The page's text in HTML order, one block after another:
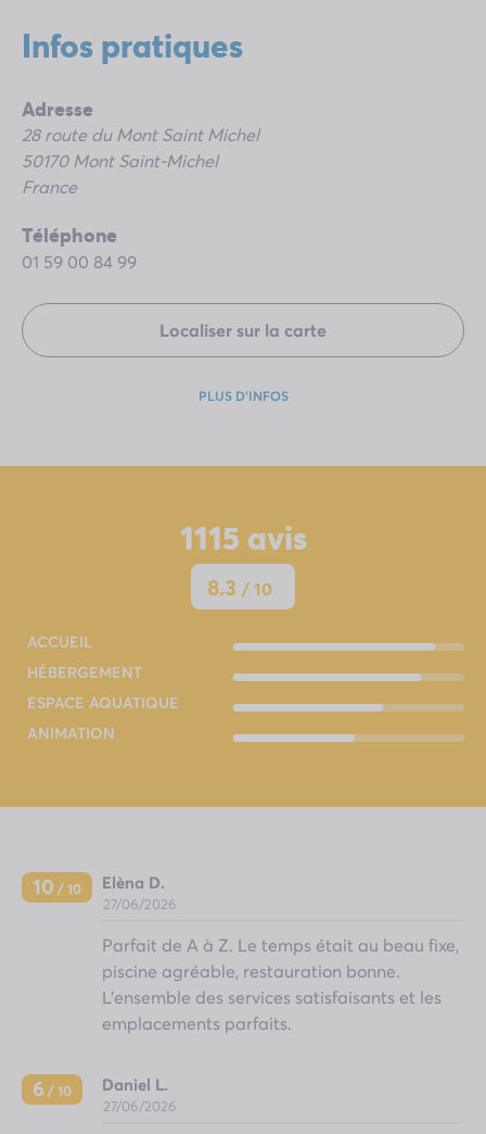
infos pratiques
Adresse
28 route du Mont Saint Michel
50170 Mont Saint-Michel
France
Téléphone
01 59 00 84 99
Localiser sur la carte
PLUS D'INFOS
1115 avis
8.3 / 10
ACCUEIL
HÉBERGEMENT
ESPACE AQUATIQUE
ANIMATION
10 / 10 Elèna D.
27/06/2026
Parfait de A à Z. Le temps était au beau fixe,
piscine agréable, restauration bonne.
L'ensemble des services satisfaisants et les
emplacements parfaits.
6/ 10 Daniel L.
27/06/2026